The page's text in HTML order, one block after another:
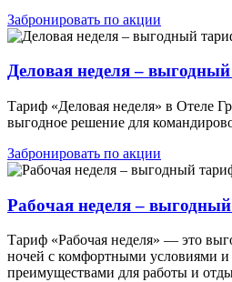
Забронировать по акции
Деловая неделя –
Тариф «Деловая неделя» в Отеле
выгодное решение для
Забронировать по акции
Рабочая неделя –
Тариф «Рабочая неделя» — это
ночей с комфортными условиями
преимуществами для работы и